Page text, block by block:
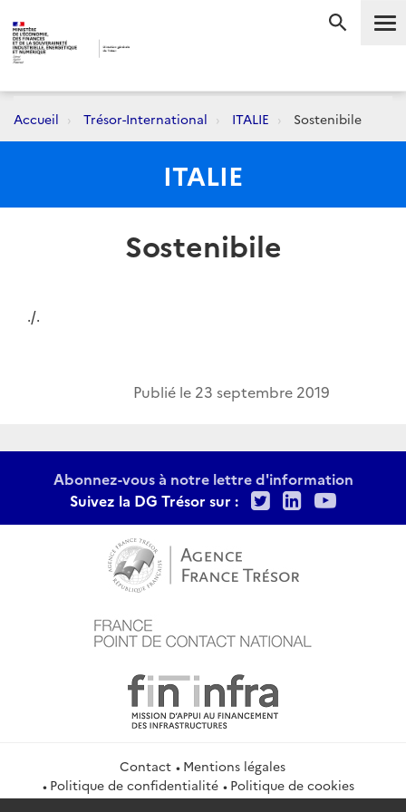
Accueil Trésor-International ITALIE Sostenibile
ITALIE
Sostenibile
./.
Publié le 23 septembre 2019
Abonnez-vous à notre lettre d'information
Suivez la DG Trésor sur :
TwitterLinkedIn
Contact
Mentions légales
Politique de confidentialité
Politique de cookies
Gestion des cookies